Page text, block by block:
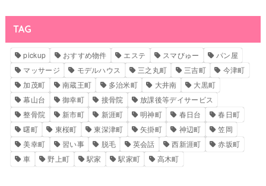
TAG
pickup おすすめ物件 エステ スマびゅー
パン屋
マッサージ
モデルハウス 三之丸町 三吉町
今津町
加茂町
南蔵王町 多治米町 大井南
大黒町
幕山台
御幸町 接骨院
放課後等デイサービス
整骨院
新市町 新涯町 明神町 春日台
春日町
曙町
東桜町 東深津町 矢掛町 神辺町
笠岡
美幸町
習い事 脱毛 英会話 西新涯町
赤坂町
車
野上町 駅家 駅家町 高木町